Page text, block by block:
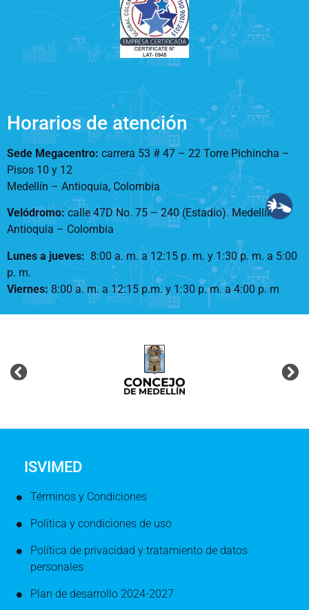
Horarios de atención
Sede Megacentro: carrera 53 # 47 – 22 Torre Pichincha –
Pisos 10 y 12
Medellín – Antioquia, Colombia
Velódromo: calle 47D No. 75 – 240 (Estadio). Medellín –
Antioquia – Colombia
Lunes a jueves: 8:00 a. m. a 12:15 p. m. y 1:30 p. m. a 5:00
p. m.
Viernes:8:00 a. m. a 12:15 p.m. y 1:30 p. m. a 4:00 p. m
ISVIMED
Términos y Condiciones
Política y condiciones de uso
Política de privacidad y tratamiento de datos
personales
Plan de desarrollo 2024-2027